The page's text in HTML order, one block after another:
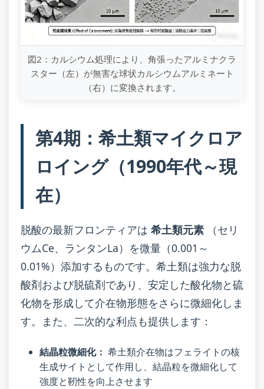
図2：カルシウム処理により、角張ったアルミナクラ
スター（左）が無害な球状カルシウムアルミネート
（右）に変換されます。
第4期：希土類マイクロア
ロイング（1990年代～現
在）
脱酸の最新フロンティアは 希土類元素 （セリ
ウムCe、ランタンLa）を微量（0.001～
0.01%）添加するものです。希土類は強力な脱
酸剤および脱硫剤であり、安定した酸化物と硫
化物を形成して介在物形態をさらに微細化しま
す。また、二次的な利点も提供します：
結晶粒微細化： 希土類介在物はフェライトの核
生成サイトとして作用し、結晶粒を微細化して
強度と靭性を向上させます